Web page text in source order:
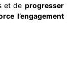
et de progresser
l’engagement